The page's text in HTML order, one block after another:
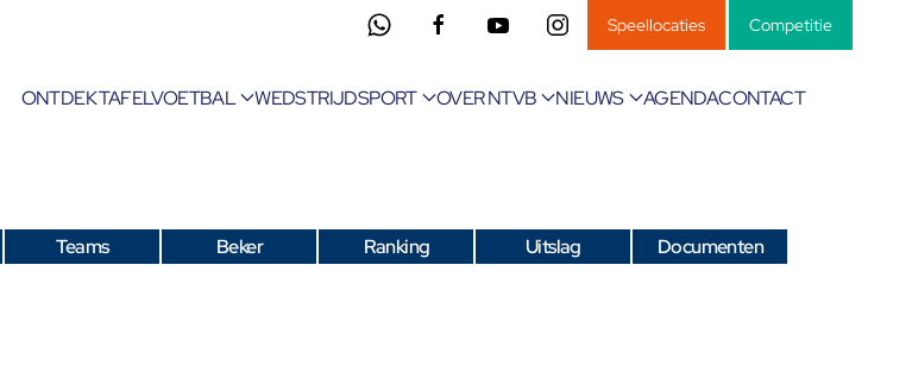
Speellocaties Competitie
ONTDEK TAFELVOETBAL WEDSTRIJDSPORT OVER NTVB NIEUWS AGENDACONTACT
Teams Beker Ranking Uitslag Documenten